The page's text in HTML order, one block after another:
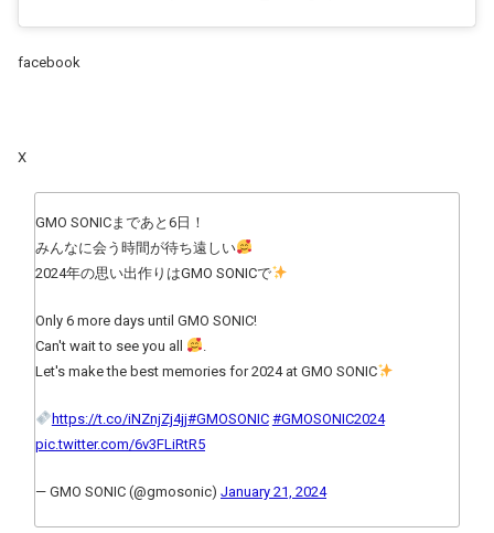
facebook
X
GMO SONICまであと6日！
みんなに会う時間が待ち遠しい
2024年の思い出作りはGMO SONICで
Only 6 more days until GMO SONIC!
Can't wait to see you all
.
Let's make the best memories for 2024 at GMO SONIC
https://t.co/iNZnjZj4jj#GMOSONIC #GMOSONIC2024
pic.twitter.com/6v3FLiRtR5
— GMO SONIC (@gmosonic) January 21, 2024